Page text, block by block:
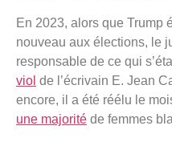
En 2023, alors que Trump
nouveau aux élections, le
responsable de ce qui
viol de l’écrivain E. Jean
encore, il a été réélu le
une majorité de femmes